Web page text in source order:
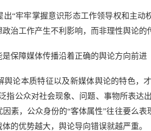
牢牢掌握意识形态工作领导权和主动
治工作产生不利影响，而非理性舆论
障媒体传播沿着正确的舆论方向前进
本质特征以及新媒体舆论的特色，
指公众对社会现象、问题、事物所表
素，公众身份的“客体属性”往往要么
的优势越大，舆论导向错误就越严重。